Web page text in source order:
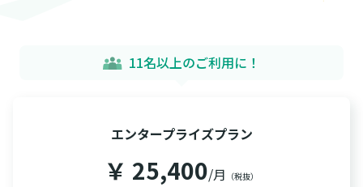
11名以上のご利用に！
エンタープライズプラン
￥ 25,400/月 （税抜）